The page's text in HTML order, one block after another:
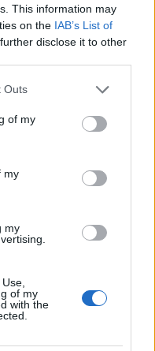
This information may
on the IAB’s List of
disclose it to other
one or more Google
You may click to
its third-party tags to
in below Google
Outs
of my
my
my
of my
with the
az El-főtáblára kerül.
Sepsi Arénában